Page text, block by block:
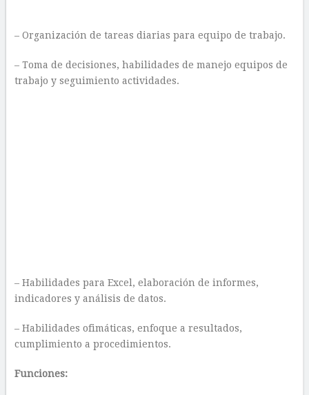
– Organización de tareas diarias para equipo de trabajo.
– Toma de decisiones, habilidades de manejo equipos de
trabajo y seguimiento actividades.
– Habilidades para Excel, elaboración de informes,
indicadores y análisis de datos.
– Habilidades ofimáticas, enfoque a resultados,
cumplimiento a procedimientos.
Funciones: